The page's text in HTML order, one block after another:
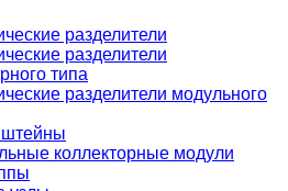
разделители
разделители
типа
разделители модульного
коллекторные модули